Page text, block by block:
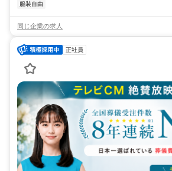
服装自由
同じ企業の求人
正社員